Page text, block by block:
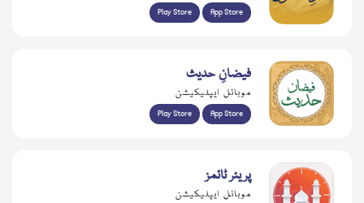
Play Store App Store
فیضانِ حدیث
موبائل ایپلیکیشن
Play Store App Store
پریئر ٹائمز
موبائل ایپلیکیشن